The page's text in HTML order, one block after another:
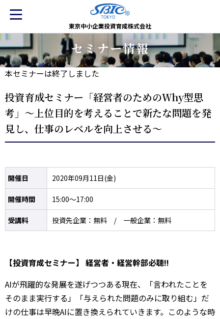
東京中小企業投資育成株式会社
セミナー情報
本セミナーは終了しました
投資育成セミナー「経営者のためのＷhy型思
考」～上位目的を考えることで新たな問題を発
見し、仕事のレベルを向上させる～
開催日 2020年09月11日(金)
開催時間 15:00～17:00
受講料 投資先企業：無料 / 一般企業：無料
【投資育成セミナー】 経営者・経営幹部必聴!!
AIが飛躍的な発展を遂げつつある現在、「言われたことを
そのまま実行する」「与えられた問題のみに取り組む」だ
けの仕事は早晩AIに置き換えられていきます。このような時